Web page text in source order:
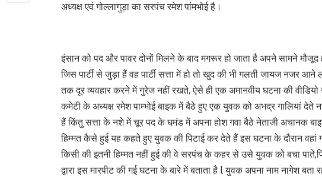
अध्यक्ष एवं गोल्लागुड़ा का सरपंच रमेश पांमभोई है।
इंसान को पद और पावर दोनों मिलने के बाद मगरूर हो जाता है अपने सामने
जिस पार्टी से जुड़ा हैं वह पार्टी सत्ता में हो तो खुद की भी गलती जायज नजर
तक दूर व्यवहार करने में गुरेज नहीं रखते, ऐसे ही एक अमानवीय घटना की
कमेटी के अध्यक्ष रमेश पाम्भोई बाइक में बैठे हुए एक युवक को अभद्र गालियां देते
हैं किंतु सत्ता के नशे में चूर पद के घमंड में अपना होश गवा बैठे नेताजी अचानक
हिम्मत कैसे हुई यह कहते हुए युवक की पिटाई कर देते हैं इस घटना के दौरान वहां
किसी की इतनी हिम्मत नहीं हुई की वे सरपंच के कहर से उसे युवक को बचा
द्वारा इस मारपीट की गई घटना के बारे में बताता है l युवक अपना नाम नागेश बता